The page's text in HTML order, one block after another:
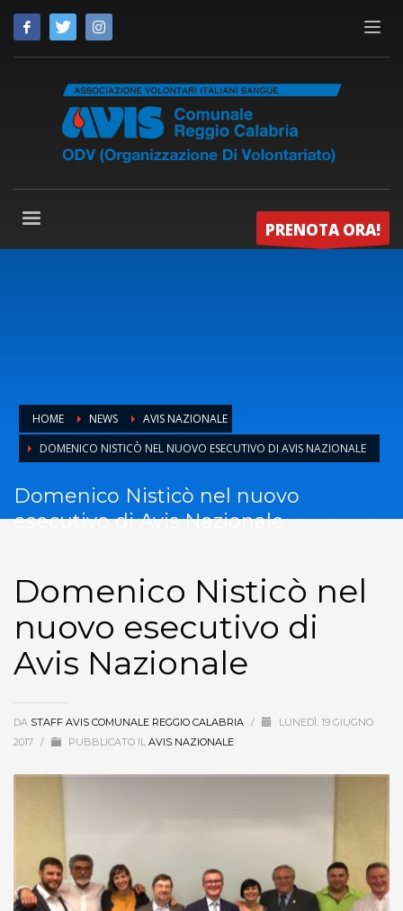
PRENOTA ORA!
HOME NEWS
AVIS NAZIONALE
DOMENICO NISTICÒ NEL NUOVO ESECUTIVO DI AVIS NAZIONALE
Domenico Nisticò nel nuovo
esecutivo di Avis Nazionale
Domenico Nisticò nel
nuovo esecutivo di
Avis Nazionale
DA STAFF AVIS COMUNALE REGGIO CALABRIA /
LUNEDÌ, 19 GIUGNO
2017 / PUBBLICATO IL AVIS NAZIONALE